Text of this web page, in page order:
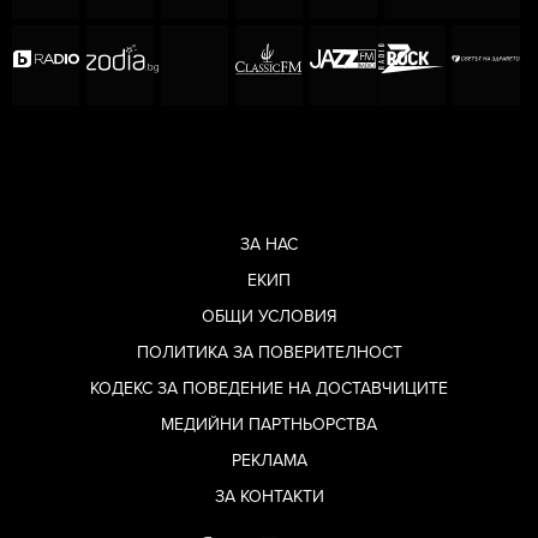
ЗА НАС
ЕКИП
ОБЩИ УСЛОВИЯ
ПОЛИТИКА ЗА ПОВЕРИТЕЛНОСТ
КОДЕКС ЗА ПОВЕДЕНИЕ НА ДОСТАВЧИЦИТЕ
МЕДИЙНИ ПАРТНЬОРСТВА
РЕКЛАМА
ЗА КОНТАКТИ